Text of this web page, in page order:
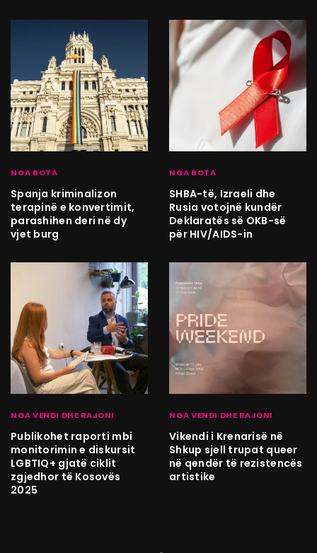
NGA BOTA
Spanja kriminalizon
terapinë e konvertimit,
parashihen deri në dy
vjet burg
NGA BOTA
SHBA-të, Izraeli dhe
Rusia votojnë kundër
Deklaratës së OKB-së
për HIV/AIDS-in
NGA VENDI DHE RAJONI
Publikohet raporti mbi
monitorimin e diskursit
LGBTIQ+ gjatë ciklit
zgjedhor të Kosovës
2025
NGA VENDI DHE RAJONI
Vikendi i Krenarisë në
Shkup sjell trupat queer
në qendër të rezistencës
artistike